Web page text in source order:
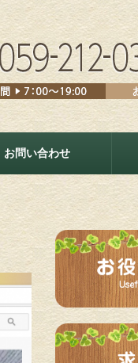
お問い合わせ